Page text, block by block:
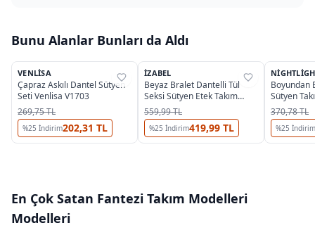
Bunu Alanlar Bunları da Aldı
%33
VENLISA
Çapraz Askılı Dantel Sütyen
Seti Venlisa V1703
269,75 TL
%25 İndirim202,31 TL
%63
İZABEL
Beyaz Bralet Dantelli Tül
Seksi Sütyen Etek Takım
İzabel 13005
559,99 TL
%25 İndirim419,99 TL
%38
Boyundan
Sütyen
7016
370,78 TL
%25 İndirim
En Çok Satan Fantezi Takım Modelleri
Modelleri